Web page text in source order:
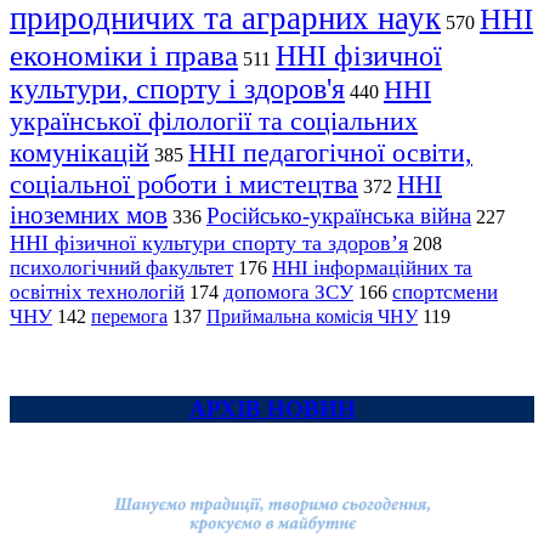
природничих та аграрних наук 570 ННІ
економіки і права 511 ННІ фізичної
культури, спорту і здоров'я 440 ННІ
української філології та соціальних
комунікацій 385 ННІ педагогічної освіти,
соціальної роботи і мистецтва 372 ННІ
іноземних мов 336 Російсько-українська війна 227
ННІ фізичної культури спорту та здоров’я 208
психологічний факультет 176 ННІ інформаційних та
освітніх технологій 174 допомога ЗСУ 166 спортсмени
ЧНУ 142 перемога 137 Приймальна комісія ЧНУ 119
АРХІВ НОВИН